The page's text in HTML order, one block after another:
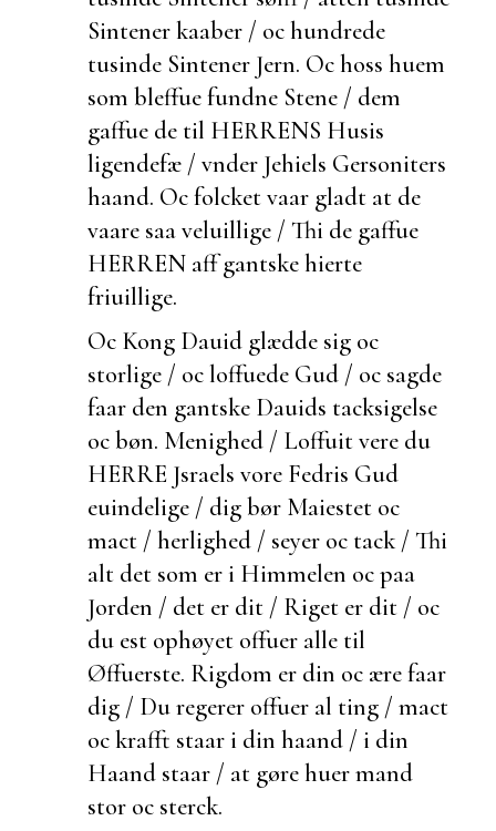
Sintenerkaaber / oc hundrede
tusinde Sintener Jern. Oc hoss huem
som bleffue fundne Stene / dem
gaffue de til HERRENS Husis
ligendefæ / vnder Jehiels Gersoniters
haand. Oc folcket vaar gladt at de
vaare saa veluillige / Thi de gaffue
HERREN affgantske hierte
friuillige.
Oc Kong Dauid glædde sig oc
storlige / ocloffuede Gud / oc sagde
faar den gantske Dauids tacksigelse
oc bøn. Menighed / Loffuit vere du
HERRE Jsraels vore Fedris Gud
euindelige / dig bør Maiestet oc
mact / herlighed / seyer oc tack / Thi
alt det som er i Himmelen oc paa
Jorden / det er dit / Riget er dit / oc
du est ophøyet offuer alle til
Øffuerste. Rigdom er din oc ære faar
dig / Du regerer offuer al ting / mact
oc krafft staar i din haand / i din
Haand staar / at gøre huer mand
stor oc sterck.